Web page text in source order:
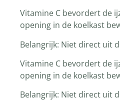
Vitamine C bevordert de
opening in de koelkast
Belangrijk: Niet direct uit
Vitamine C bevordert de
opening in de koelkast
Belangrijk: Niet direct uit